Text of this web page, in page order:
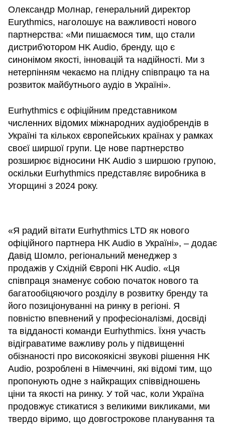
Олександр Молнар, генеральний директор
Eurythmics, наголошує на важливості нового
партнерства: «Ми пишаємося тим, що стали
дистриб'ютором HK Audio, бренду, що є
синонімом якості, інновацій та надійності. Ми з
нетерпінням чекаємо на плідну співпрацю та на
розвиток майбутнього аудіо в Україні».
Eurhythmics є офіційним представником
численних відомих міжнародних аудіобрендів в
Україні та кількох європейських країнах у рамках
своєї ширшої групи. Це нове партнерство
розширює відносини HK Audio з ширшою групою,
оскільки Eurhythmics представляє виробника в
Угорщині з 2024 року.
«Я радий вітати Eurhythmics LTD як нового
офіційного партнера HK Audio в Україні», – додає
Давід Шомло, регіональний менеджер з
продажів у Східній Європі HK Audio. «Ця
співпраця знаменує собою початок нового та
багатообіцяючого розділу в розвитку бренду та
його позиціонуванні на ринку в регіоні. Я
повністю впевнений у професіоналізмі, досвіді
та відданості команди Eurhythmics. Їхня участь
відіграватиме важливу роль у підвищенні
обізнаності про високоякісні звукові рішення HK
Audio, розроблені в Німеччині, які відомі тим, що
пропонують одне з найкращих співвідношень
ціни та якості на ринку. У той час, коли Україна
продовжує стикатися з великими викликами, ми
твердо віримо, що довгострокове планування та